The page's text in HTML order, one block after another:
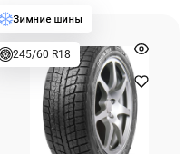
245/60 R18